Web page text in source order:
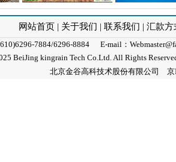
网站首页 | 关于我们 | 联系我们 | 汇款方
7884/6296-8884 E-mail：
BeiJing kingrain Tech Co.Ltd. All Rights
北京金谷高科技术股份有限公司 京